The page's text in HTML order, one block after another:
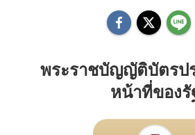
พระราชบัญญัติบัตรป
หน้าที่ของรั